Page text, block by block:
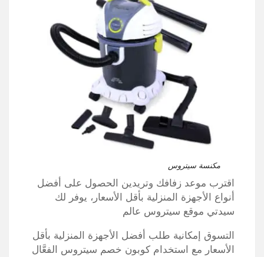
مكنسة سيتروس
اقترب موعد زفافك وتريدين الحصول على أفضل
أنواع الأجهزة المنزلية بأقل الأسعار، يوفر لك
سيدتي موقع سيتروس عالم
التسوق إمكانية طلب أفضل الأجهزة المنزلية بأقل
الأسعار مع استخدام كوبون خصم سيتروس الفعَّال